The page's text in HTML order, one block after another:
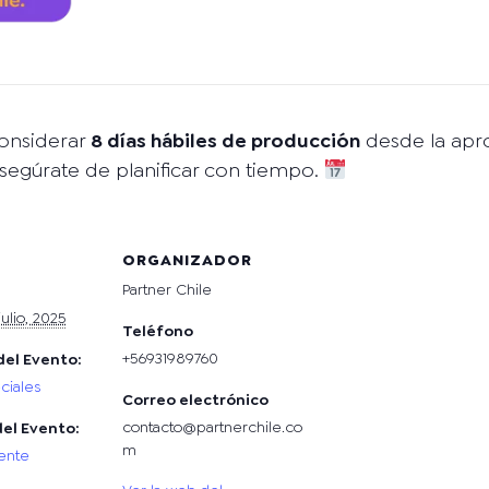
8 días hábiles de produccióndesde la
de planificar con tiempo.
2025
Evento:
Evento:
ORGANIZADOR
Partner Chile
Teléfono
+56931989760
Correo electrónico
contacto@partnerchile.co
m